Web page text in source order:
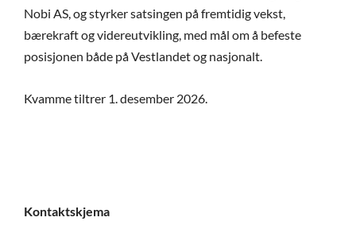
Nobi AS, og styrker satsingen på fremtidig vekst,
bærekraft og videreutvikling, med mål om å befeste
posisjonen både på Vestlandet og nasjonalt.
Kvamme tiltrer 1. desember 2026.
Kontaktskjema